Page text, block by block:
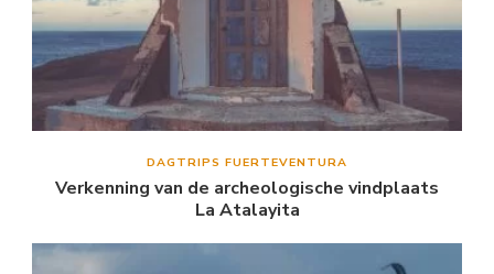
DAGTRIPS FUERTEVENTURA
Verkenning van de archeologische vindplaats
La Atalayita